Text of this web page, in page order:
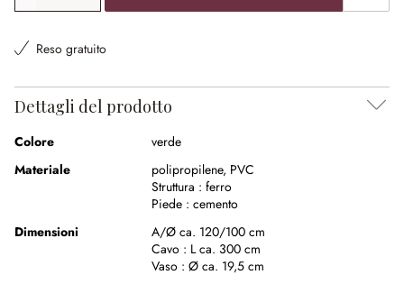
Reso gratuito
Dettagli del prodotto
Colore
verde
Materiale
polipropilene, PVC
Struttura : ferro
Piede : cemento
Dimensioni
A/Ø ca. 120/100 cm
Cavo : L ca. 300 cm
Vaso : Ø ca. 19,5 cm